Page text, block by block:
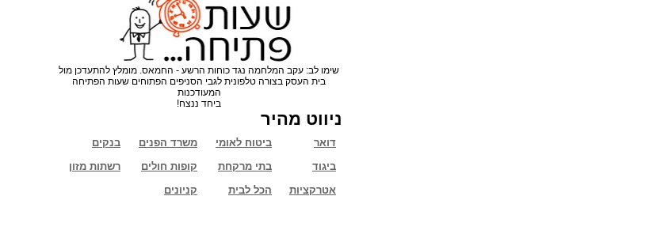
שימו לב: עקב המלחמה נגד כוחות הרשע - החמאס. מומלץ להתעדכן מול
בית העסק בצורה טלפונית לגבי הסניפים הפתוחים שעות הפתיחה
המעודכנות
ביחד ננצח!
ניווט מהיר
בנקים משרד הפנים ביטוח לאומי
דואר
רשתות מזון
קופות חולים בתי מרקחת
ביגוד
קניונים
הכל לבית אטרקציות